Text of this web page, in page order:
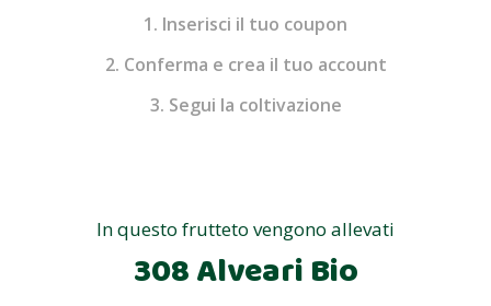
1. Inserisci il tuo coupon
2. Conferma e crea il tuo account
3. Segui la coltivazione
In questo frutteto vengono allevati
308 Alveari Bio